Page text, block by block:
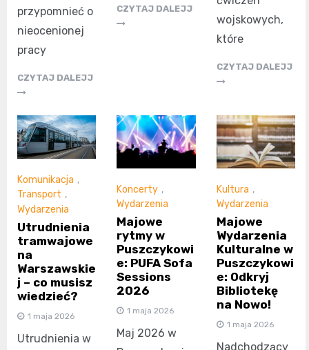
przypomnieć o
nieocenionej
pracy
CZYTAJ DALEJJ
CZYTAJ DALEJJ
wojskowych,
które
CZYTAJ DALEJJ
Komunikacja ,
Transport ,
Wydarzenia
Utrudnienia
tramwajowe
na
Warszawskie
j – co musisz
wiedzieć?
1 maja 2026
Utrudnienia w
Koncerty ,
Wydarzenia
Majowe
rytmy w
Puszczykowi
e: PUFA Sofa
Sessions
2026
1 maja 2026
Maj 2026 w
Kultura ,
Wydarzenia
Majowe
Wydarzenia
Kulturalne w
Puszczykowi
e: Odkryj
Bibliotekę
na Nowo!
1 maja 2026
Nadchodzący